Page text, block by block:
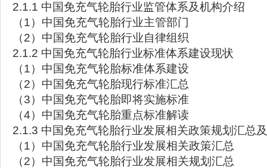
2.1.1 中国免充气轮胎行业监管体系及机构介绍
（1）中国免充气轮胎行业主管部门
（2）中国免充气轮胎行业自律组织
2.1.2 中国免充气轮胎行业标准体系建设现状
（1）中国免充气轮胎标准体系建设
（2）中国免充气轮胎现行标准汇总
（3）中国免充气轮胎即将实施标准
（4）中国免充气轮胎重点标准解读
2.1.3 中国免充气轮胎行业发展相关政策规划汇总
（1）中国免充气轮胎行业发展相关政策汇总
（2）中国免充气轮胎行业发展相关规划汇总